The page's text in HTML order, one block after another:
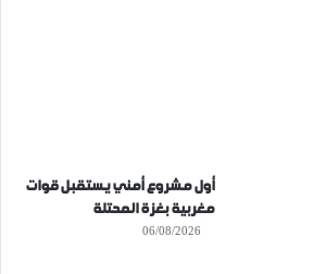
أول مشروع أمني يستقبل قوات
مغربية بغزة المحتلة
06/08/2026